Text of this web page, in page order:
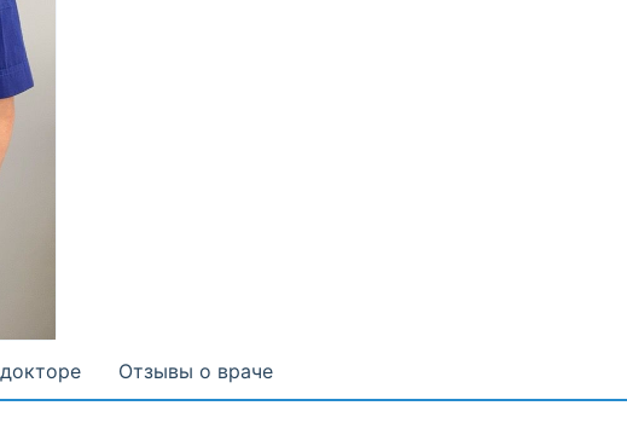
Отзывы о враче